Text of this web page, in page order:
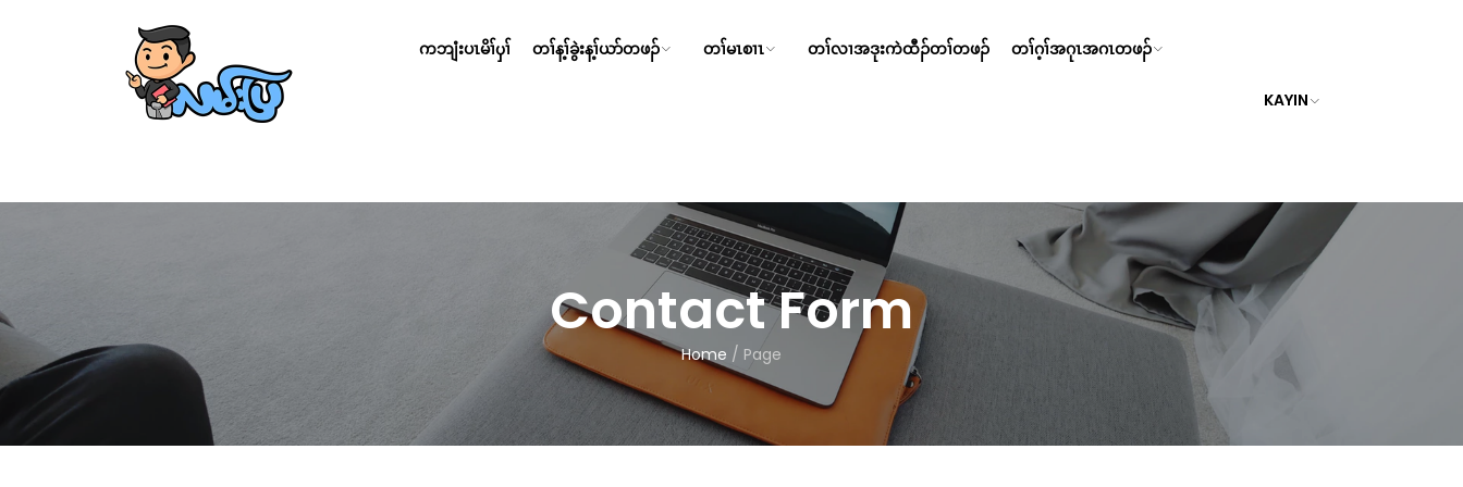
ကဘျံးပၤမိၢ်ၦၢ် တၢ်န့ၢ်ခွဲးန့ၢ်ယာ်တဖၣ် တၢ်မၤစၢၤ တၢ်လၢအဒုးကဲထီၣ်တၢ်တဖၣ် တၢ်ဂ့ၢ်အဂုၤအဂၤတဖၣ်
KAYIN
Contact Form
Home / Page